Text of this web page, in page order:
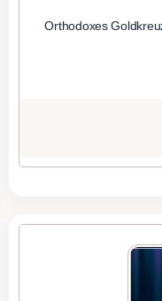
Orthodoxes